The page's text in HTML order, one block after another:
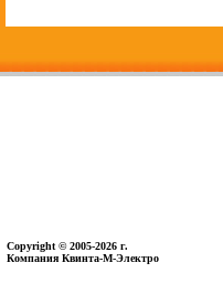
Copyright © 2005-2026 г.
Компания Квинта-М-Электро